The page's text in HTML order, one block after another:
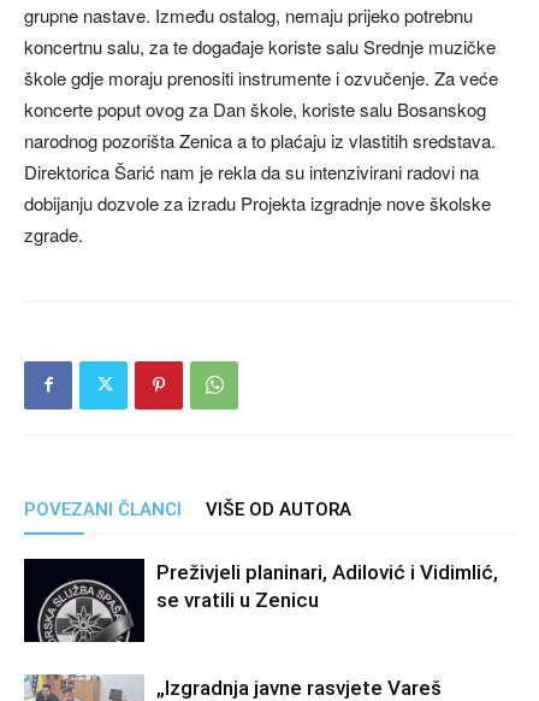
grupne nastave. Između ostalog, nemaju prijeko potrebnu
koncertnu salu, za te događaje koriste salu Srednje muzičke
škole gdje moraju prenositi instrumente i ozvučenje. Za veće
koncerte poput ovog za Dan škole, koriste salu Bosanskog
narodnog pozorišta Zenica a to plaćaju iz vlastitih sredstava.
Direktorica Šarić nam je rekla da su intenzivirani radovi na
dobijanju dozvole za izradu Projekta izgradnje nove školske
zgrade.
POVEZANI ČLANCI VIŠE OD AUTORA
Preživjeli planinari, Adilović i Vidimlić,
se vratili u Zenicu
„Izgradnja javne rasvjete Vareš